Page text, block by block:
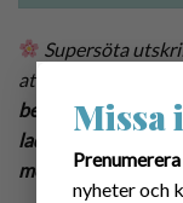
Missa
Prenumerera
nyheter och
Supersöta
att skriva ut och
betalat för
ladda ner din PDF-
mejl till dig!